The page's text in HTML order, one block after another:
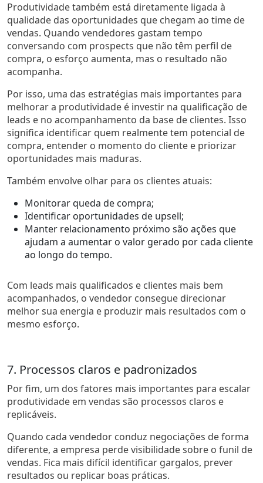
Produtividade também está diretamente ligada à
qualidade das oportunidades que chegam ao time de
vendas. Quando vendedores gastam tempo
conversando com prospects que não têm perfil de
compra, o esforço aumenta, mas o resultado não
acompanha.
Por isso, uma das estratégias mais importantes para
melhorar a produtividade é investir na qualificação de
leads e no acompanhamento da base de clientes. Isso
significa identificar quem realmente tem potencial de
compra, entender o momento do cliente e priorizar
oportunidades mais maduras.
Também envolve olhar para os clientes atuais:
Monitorar queda de compra;
Identificar oportunidades de upsell;
Manter relacionamento próximo são ações que
ajudam a aumentar o valor gerado por cada cliente
ao longo do tempo.
Com leads mais qualificados e clientes mais bem
acompanhados, o vendedor consegue direcionar
melhor sua energia e produzir mais resultados com o
mesmo esforço.
7. Processos claros e padronizados
Por fim, um dos fatores mais importantes para escalar
produtividade em vendas são processos claros e
replicáveis.
Quando cada vendedor conduz negociações de forma
diferente, a empresa perde visibilidade sobre o funil de
vendas. Fica mais difícil identificar gargalos, prever
resultados ou replicar boas práticas.